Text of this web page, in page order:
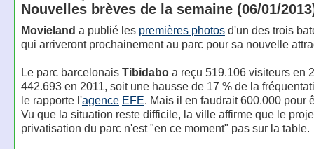
Nouvelles brèves de la semaine (06/01/
Movieland a publié les premières photosd'un des trois
qui arriveront prochainement au parc pour sa nouvelle
Le parc barcelonais Tibidaboa reçu 519.106 visiteurs en
442.693 en 2011, soit une hausse de 17 % de la
le rapporte l'agence EFE. Mais il en faudrait 600.000 pour
Vu que la situation reste difficile, la ville affirme que le
privatisation du parc n'est "en ce moment" pas sur la table.